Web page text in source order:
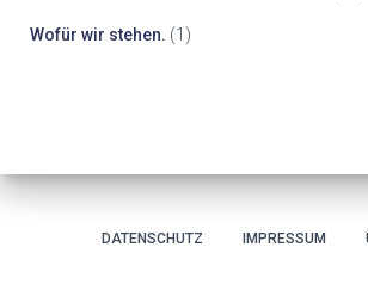
Wofür wir stehen. (1)
DATENSCHUTZ IMPRESSUM